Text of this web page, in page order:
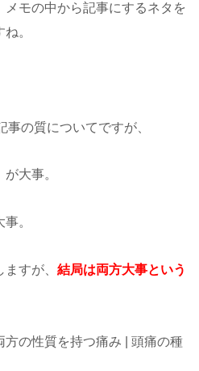
モの中から記事にするネタを
。
の質についてですが、
が大事。
事。
すが、 結局は両方大事という